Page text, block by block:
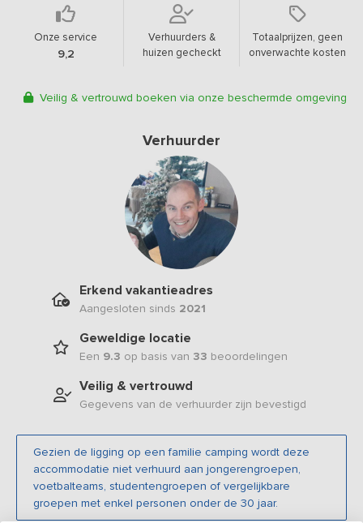
Onze service
9,2
Verhuurders &
huizen gecheckt
Totaalprijzen, geen
onverwachte kosten
Veilig & vertrouwd boeken via onze beschermde omgeving
Verhuurder
Erkend vakantieadres
Aangesloten sinds 2021
Geweldige locatie
Een 9.3 op basis van 33 beoordelingen
Veilig & vertrouwd
Gegevens van de verhuurder zijn bevestigd
Gezien de ligging op een familie camping wordt deze
accommodatie niet verhuurd aan jongerengroepen,
voetbalteams, studentengroepen of vergelijkbare
groepen met enkel personen onder de 30 jaar.